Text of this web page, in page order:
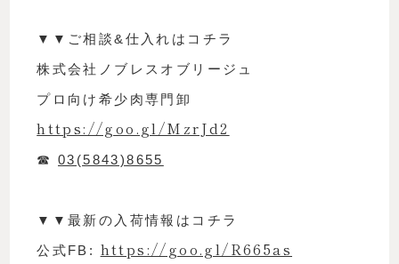
▼▼ご相談&仕入れはコチラ
株式会社ノブレスオブリージュ
プロ向け希少肉専門卸
https://goo.gl/MzrJd2
☎︎03(5843)8655
▼▼最新の入荷情報はコチラ
公式FB: https://goo.gl/R665as